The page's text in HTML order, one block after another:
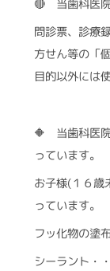
🔴 当歯科医院
問診票、診療
方せん等の「
目的以外には
🔶 当歯科医
っています。
お子様(１６歳
っています。
フッ化物の塗
シーラント・